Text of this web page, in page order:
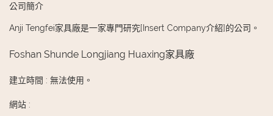
公司簡介
Anji Tengfei家具廠是一家專門研究[Insert Company介紹]的公司。
Foshan Shunde Longjiang Huaxing家具廠
建立時間 : 無法使用。
網站 :